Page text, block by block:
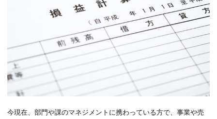
今現在、部門や課のマネジメントに携わっている方で、事業や売